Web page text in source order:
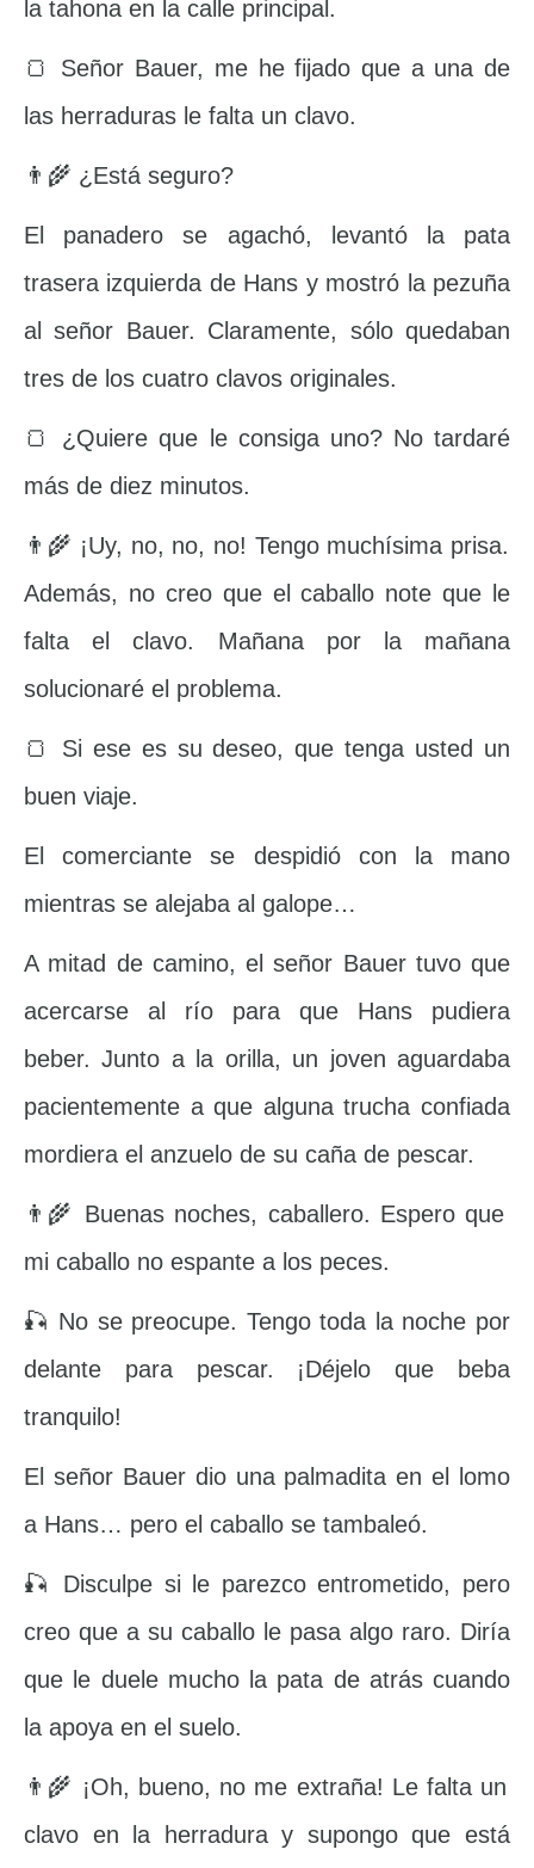
la tahona en la calle principal.
🍞 Señor Bauer, me he fijado que a una de
las herraduras le falta un clavo.
👨‍🌾 ¿Está seguro?
El panadero se agachó, levantó la pata
trasera izquierda de Hans y mostró la pezuña
al señor Bauer. Claramente, sólo quedaban
tres de los cuatro clavos originales.
🍞 ¿Quiere que le consiga uno? No tardaré
más de diez minutos.
👨‍🌾 ¡Uy, no, no, no! Tengo muchísima prisa.
Además, no creo que el caballo note que le
falta el clavo. Mañana por la mañana
solucionaré el problema.
🍞 Si ese es su deseo, que tenga usted un
buen viaje.
El comerciante se despidió con la mano
mientras se alejaba al galope…
A mitad de camino, el señor Bauer tuvo que
acercarse al río para que Hans pudiera
beber. Junto a la orilla, un joven aguardaba
pacientemente a que alguna trucha confiada
mordiera el anzuelo de su caña de pescar.
👨‍🌾 Buenas noches, caballero. Espero que
mi caballo no espante a los peces.
🎣 No se preocupe. Tengo toda la noche por
delante para pescar. ¡Déjelo que beba
tranquilo!
El señor Bauer dio una palmadita en el lomo
a Hans… pero el caballo se tambaleó.
🎣 Disculpe si le parezco entrometido, pero
creo que a su caballo le pasa algo raro. Diría
que le duele mucho la pata de atrás cuando
la apoya en el suelo.
👨‍🌾 ¡Oh, bueno, no me extraña! Le falta un
clavo en la herradura y supongo que está